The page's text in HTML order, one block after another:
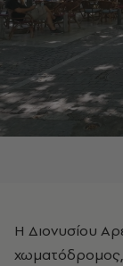
Η Διονυσίου Αρεοπαγίτου αρχικά ήταν